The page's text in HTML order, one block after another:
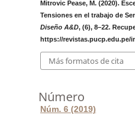
Mitrovic Pease, M. (2020).
Tensiones en el trabajo de
Diseño A&D, (6), 8–22.
https://revistas.pucp.edu.pe/
Más formatos de cita
Número
Núm. 6 (2019)